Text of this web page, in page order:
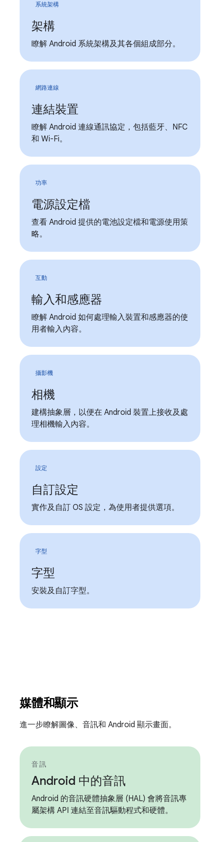
系統架構
架構
瞭解 Android 系統架構及其各個組成部分。
網路連線
連結裝置
瞭解 Android 連線通訊協定，包括藍牙、NFC
和 Wi-Fi。
功率
電源設定檔
查看 Android 提供的電池設定檔和電源使用策
略。
互動
輸入和感應器
瞭解 Android 如何處理輸入裝置和感應器的使
用者輸入內容。
攝影機
相機
建構抽象層，以便在 Android 裝置上接收及處
理相機輸入內容。
設定
自訂設定
實作及自訂 OS 設定，為使用者提供選項。
字型
字型
安裝及自訂字型。
媒體和顯示
進一步瞭解圖像、音訊和 Android 顯示畫面。
音訊
Android 中的音訊
Android 的音訊硬體抽象層 (HAL) 會將音訊專
屬架構 API 連結至音訊驅動程式和硬體。